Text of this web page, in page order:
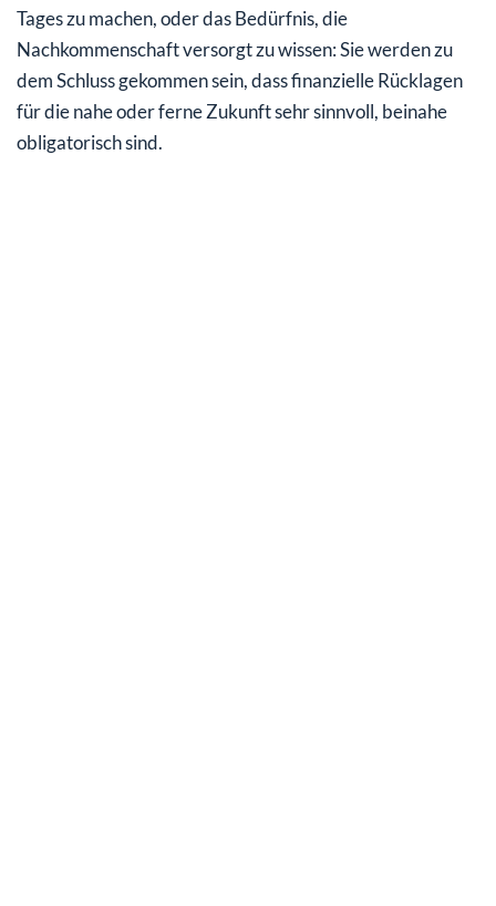
Tages zu machen, oder das Bedürfnis, die
Nachkommenschaft versorgt zu wissen: Sie werden zu
dem Schluss gekommen sein, dass finanzielle Rücklagen
für die nahe oder ferne Zukunft sehr sinnvoll, beinahe
obligatorisch sind.